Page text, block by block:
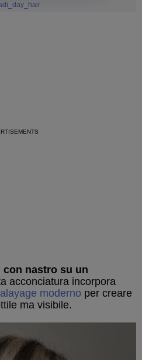
nastro su un
acconciatura incorpora
moderno per creare
ma visibile.